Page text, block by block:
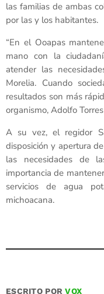
las familias de ambas
por las y los habitantes.
“En el Ooapas
mano con la
atender las
Morelia. Cuando
resultados son más
organismo, Adolfo
A su vez, el regidor
disposición y apertura
las necesidades de
importancia de
servicios de agua
michoacana.
ESCRITO PORVOX